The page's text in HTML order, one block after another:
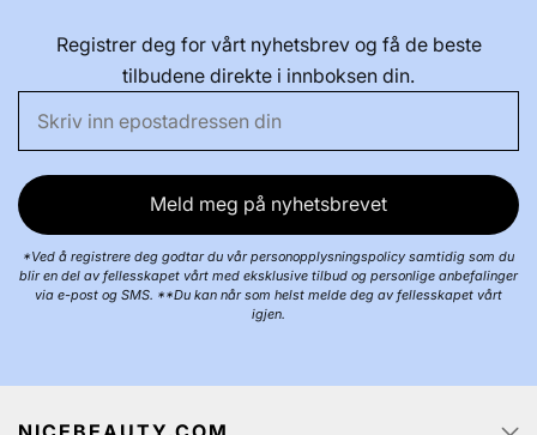
Registrer deg for vårt nyhetsbrev og få de beste
tilbudene direkte i innboksen din.
Meld meg på nyhetsbrevet
*Ved å registrere deg godtar du vår personopplysningspolicy samtidig som du
blir en del av fellesskapet vårt med eksklusive tilbud og personlige anbefalinger
via e-post og SMS. **Du kan når som helst melde deg av fellesskapet vårt
igjen.